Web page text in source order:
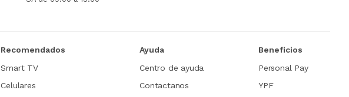
Recomendados
Smart TV
Celulares
Ayuda
Centro de ayuda
Contactanos
Beneficios
Personal Pay
YPF